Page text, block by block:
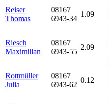
Reiser
Thomas
08167
6943-34
1.09
Riesch
Maximilian
08167
6943-55
2.09
Rottmüller
Julia
08167
6943-62
0.12